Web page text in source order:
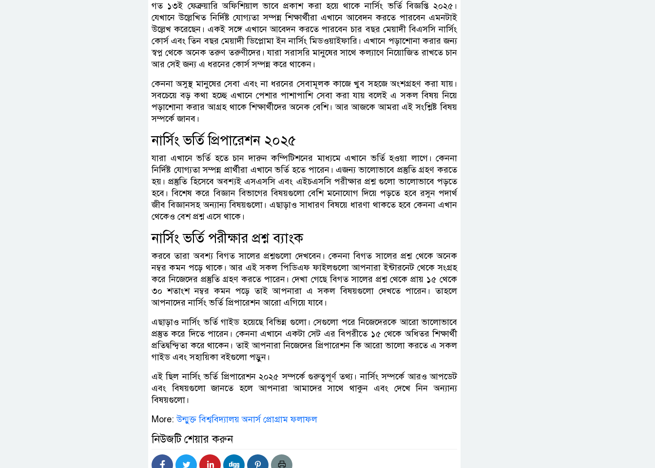
গত ১৩ই ফেব্রুয়ারি অফিশিয়াল ভাবে প্রকাশ করা হয়ে থাকে নার্সিং ভর্তি বিজ্ঞপ্তি ২০২৫।
যেখানে উল্লেখিত নির্দিষ্ট যোগ্যতা সম্পন্ন শিক্ষার্থীরা এখানে আবেদন করতে পারবেন এমনটাই
উল্লেখ করেছেন। একই সঙ্গে এখানে আবেদন করতে পারবেন চার বছর মেয়াদী বিএসসি নার্সিং
কোর্স এবং তিন বছর মেয়াদী ডিপ্লোমা ইন নার্সিং মিডওয়াইফারি। এখানে পড়াশোনা করার জন্য
স্বপ্ন থেকে অনেক তরুণ তরুণীদের। যারা সরাসরি মানুষের সাথে কল্যাণে নিয়োজিত রাখতে চান
আর সেই জন্য এ ধরনের কোর্স সম্পন্ন করে থাকেন।
কেননা অসুস্থ মানুষের সেবা এবং না ধরনের সেবামূলক কাজে খুব সহজে অংশগ্রহণ করা যায়।
সবচেয়ে বড় কথা হচ্ছে এখানে পেশার পাশাপাশি সেবা করা যায় বলেই এ সকল বিষয় নিয়ে
পড়াশোনা করার আগ্রহ থাকে শিক্ষার্থীদের অনেক বেশি। আর আজকে আমরা এই সংশ্লিষ্ট বিষয়
সম্পর্কে জানব।
নার্সিং ভর্তি প্রিপারেশন ২০২৫
যারা এখানে ভর্তি হতে চান দারুন কম্পিটিশনের মাধ্যমে এখানে ভর্তি হওয়া লাগে। কেননা
নির্দিষ্ট যোগ্যতা সম্পন্ন প্রার্থীরা এখানে ভর্তি হতে পারেন। এজন্য ভালোভাবে প্রস্তুতি গ্রহণ করতে
হয়। প্রস্তুতি হিসেবে অবশ্যই এসএসসি এবং এইচএসসি পরীক্ষার প্রশ্ন গুলো ভালোভাবে পড়তে
হবে। বিশেষ করে বিজ্ঞান বিভাগের বিষয়গুলো বেশি মনোযোগ দিয়ে পড়তে হবে রসুন পদার্থ
জীব বিজ্ঞানসহ অন্যান্য বিষয়গুলো। এছাড়াও সাধারণ বিষয়ে ধারণা থাকতে হবে কেননা এখান
থেকেও বেশ প্রশ্ন এসে থাকে।
নার্সিং ভর্তি পরীক্ষার প্রশ্ন ব্যাংক
করবে তারা অবশ্য বিগত সালের প্রশ্নগুলো দেখবেন। কেননা বিগত সালের প্রশ্ন থেকে অনেক
নম্বর কমন পড়ে থাকে। আর এই সকল পিডিএফ ফাইলগুলো আপনারা ইন্টারনেট থেকে সংগ্রহ
করে নিজেদের প্রস্তুতি গ্রহণ করতে পারেন। দেখা গেছে বিগত সালের প্রশ্ন থেকে প্রায় ১৫ থেকে
৩০ শতাংশ নম্বর কমন পড়ে তাই আপনারা এ সকল বিষয়গুলো দেখতে পারেন। তাহলে
আপনাদের নার্সিং ভর্তি প্রিপারেশন আরো এগিয়ে যাবে।
এছাড়াও নার্সিং ভর্তি গাইড হয়েছে বিভিন্ন গুলো। সেগুলো পরে নিজেদেরকে আরো ভালোভাবে
প্রস্তুত করে দিতে পারেন। কেননা এখানে একটা সেট এর বিপরীতে ১৫ থেকে অধিতর শিক্ষার্থী
প্রতিদ্বন্দ্বিতা করে থাকেন। তাই আপনারা নিজেদের প্রিপারেশন কি আরো ভালো করতে এ সকল
গাইড এবং সহায়িকা বইগুলো পড়ুন।
এই ছিল নার্সিং ভর্তি প্রিপারেশন ২০২৫ সম্পর্কে গুরুত্বপূর্ণ তথ্য। নার্সিং সম্পর্কে আরও আপডেট
এবং বিষয়গুলো জানতে হলে আপনারা আমাদের সাথে থাকুন এবং দেখে নিন অন্যান্য
বিষয়গুলো।
More:উন্মুক্ত বিশ্ববিদ্যালয় অনার্স প্রোগ্রাম ফলাফল
নিউজটি শেয়ার করুন